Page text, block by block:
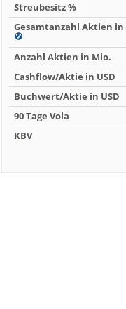
Streubesitz %
Gesamtanzahl Aktien in
Anzahl Aktien in Mio.
Cashflow/Aktie in USD
Buchwert/Aktie in USD
90 Tage Vola
KBV